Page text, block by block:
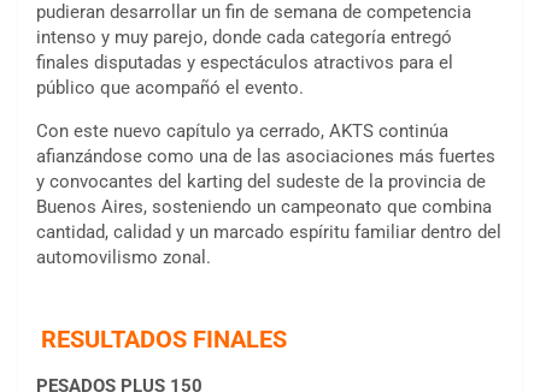
pudieran desarrollar un fin de semana de competencia
intenso y muy parejo, donde cada categoría entregó
finales disputadas y espectáculos atractivos para el
público que acompañó el evento.
Con este nuevo capítulo ya cerrado, AKTS continúa
afianzándose como una de las asociaciones más fuertes
y convocantes del karting del sudeste de la provincia de
Buenos Aires, sosteniendo un campeonato que combina
cantidad, calidad y un marcado espíritu familiar dentro del
automovilismo zonal.
RESULTADOS FINALES
PESADOS PLUS 150